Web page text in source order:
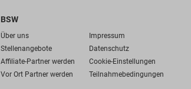
BSW
Über uns
Impressum
Stellenangebote
Datenschutz
Affiliate-Partner werden
Cookie-Einstellungen
Vor Ort Partner werden
Teilnahmebedingungen